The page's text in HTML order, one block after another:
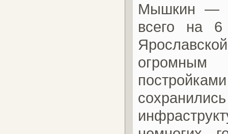
Мышкин —
всего на 6
огромным